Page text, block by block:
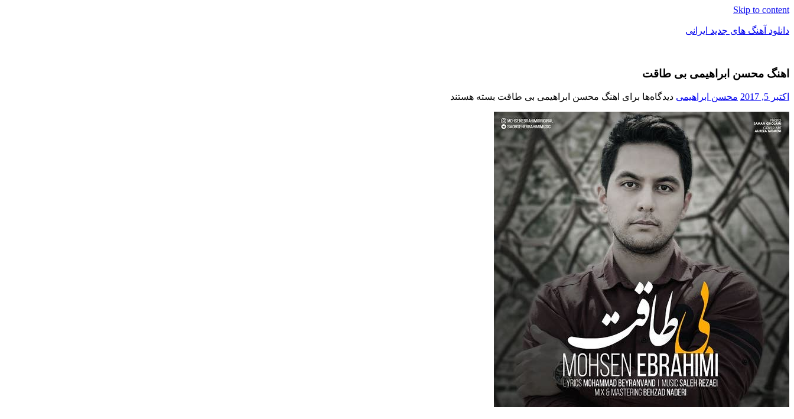
Skip to content
دانلود آهنگ های جدید ایرانی
فول
موزیک
اهنگ محسن ابراهیمی بی طاقت
اکتبر 5, 2017 محسن ابراهیمی دیدگاه‌ها برای اهنگ محسن ابراهیمی بی طاقت بسته هستند